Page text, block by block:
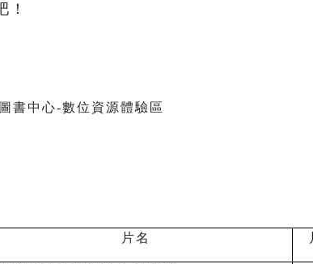
！
書中心-數位資源體驗區
片名